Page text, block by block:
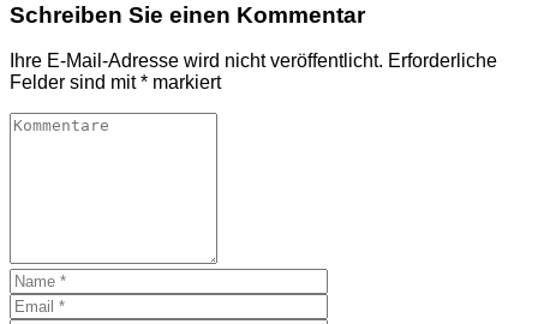
Schreiben Sie einen Kommentar
Ihre E-Mail-Adresse wird nicht veröffentlicht. Erforderliche
Felder sind mit* markiert